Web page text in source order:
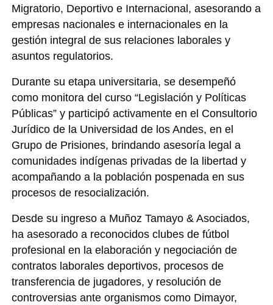
Migratorio, Deportivo e Internacional, asesorando a
empresas nacionales e internacionales en la
gestión integral de sus relaciones laborales y
asuntos regulatorios.
Durante su etapa universitaria, se desempeñó
como monitora del curso “Legislación y Políticas
Públicas” y participó activamente en el Consultorio
Jurídico de la Universidad de los Andes, en el
Grupo de Prisiones, brindando asesoría legal a
comunidades indígenas privadas de la libertad y
acompañando a la población pospenada en sus
procesos de resocialización.
Desde su ingreso a Muñoz Tamayo & Asociados,
ha asesorado a reconocidos clubes de fútbol
profesional en la elaboración y negociación de
contratos laborales deportivos, procesos de
transferencia de jugadores, y resolución de
controversias ante organismos como Dimayor,